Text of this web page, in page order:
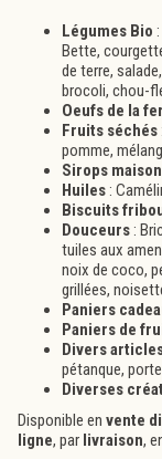
Légumes Bio
Bette,
de terre,
brocoli, chou-
Oeufs de la
Fruits séchés
pomme,
Sirops
Huiles :
Biscuits
Douceurs :
tuiles aux
noix de coco,
grillées,
Paniers
Paniers de
Divers
pétanque,
Diverses
Disponible en vente
ligne, par livraison,